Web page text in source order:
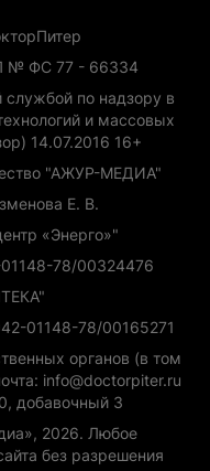
№ ФС 77 - 66334
службой по надзору в
и массовых
14.07.2016 16+
"АЖУР-МЕДИА"
Е. В.
«Энерго»"
78/00324476
01148-78/00165271
органов (в том
info@doctorpiter.ru
добавочный 3
2026. Любое
без разрешения